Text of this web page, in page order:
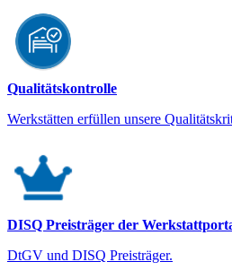
Qualitätskontrolle
Werkstätten erfüllen unsere
DISQ Preisträger der
DtGV und DISQ Preisträger.